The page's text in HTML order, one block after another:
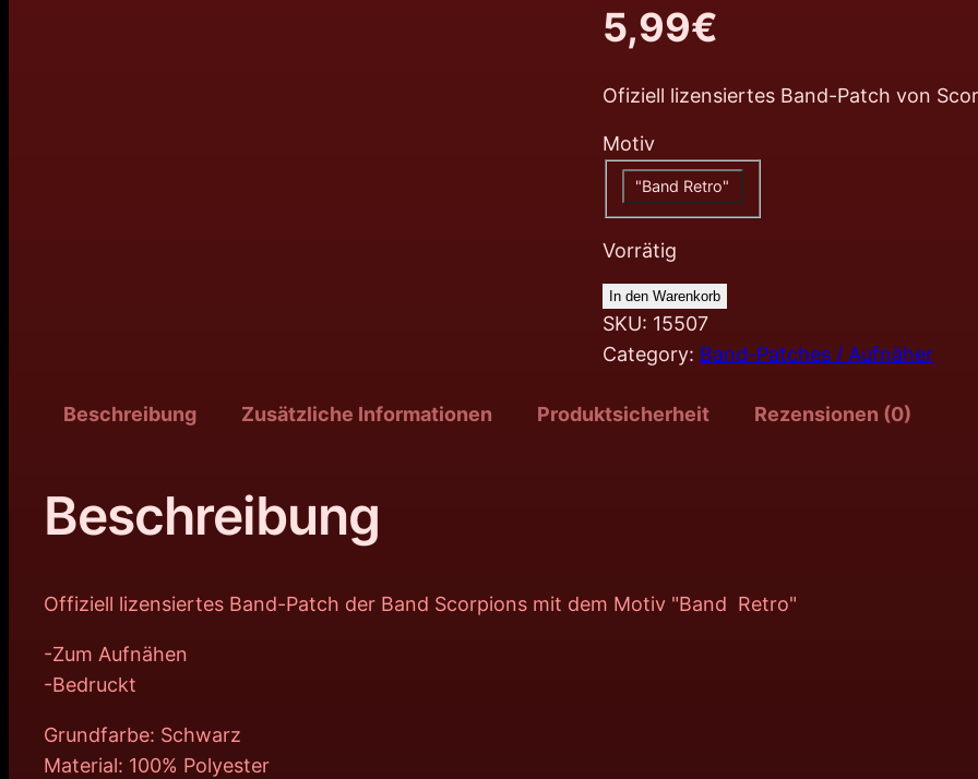
5,99€
Ofiziell lizensiertes Band-Patch von
Motiv
"Band Retro"
Vorrätig
In den Warenkorb
SKU: 15507
Category: Band-Patches / Aufnäher
Beschreibung Zusätzliche Informationen Produktsicherheit Rezensionen (0)
Beschreibung
Offiziell lizensiertes Band-Patch der Band Scorpions mit dem Motiv "Band Retro"
-Zum Aufnähen
-Bedruckt
Grundfarbe: Schwarz
Material: 100% Polyester